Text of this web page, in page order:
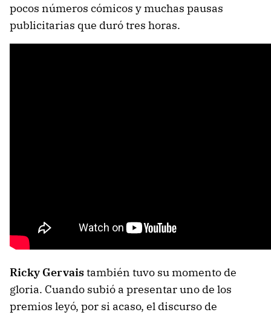
pocos números cómicos y muchas pausas
publicitarias que duró tres horas.
Ricky Gervaistambién tuvo su momento de
gloria. Cuando subió a presentar uno de los
premios leyó, por si acaso, el discurso de